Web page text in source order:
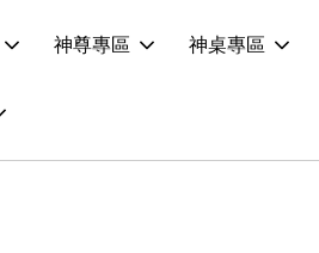
神尊專區 神桌專區